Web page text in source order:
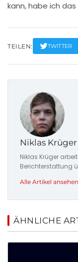
kann, habe ich
TEILEN: TWITTER
Niklas Krüger
Niklas Krüger
Berichterstattung
Alle Artikel
ÄHNLICHE